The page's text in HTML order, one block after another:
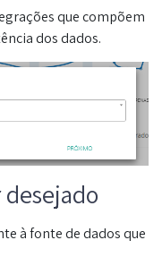
que compõem
dos dados.
à fonte de dados que